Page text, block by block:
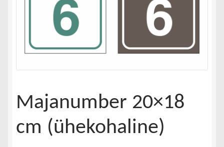
Majanumber 20×18
cm (ühekohaline)